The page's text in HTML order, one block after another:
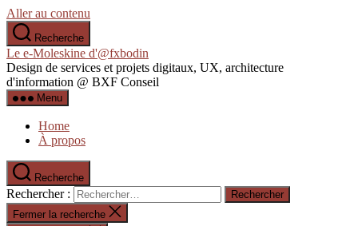
Aller au contenu
Recherche
Le e-Moleskine d'@fxbodin
Design de services et projets digitaux, UX, architecture
d'information @ BXF Conseil
Menu
Home
À propos
Recherche
Rechercher :
Fermer la recherche